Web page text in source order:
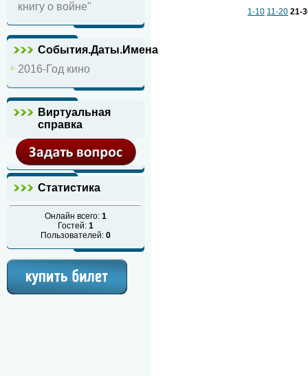
книгу о войне"
События.Даты.Имена
2016-Год кино
Виртуальная
справка
Статистика
Онлайн всего: 1
Гостей: 1
Пользователей: 0
1-10 11-20 21-